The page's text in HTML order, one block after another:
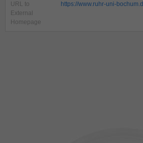
URL to
External
Homepage
https://www.ruhr-uni-